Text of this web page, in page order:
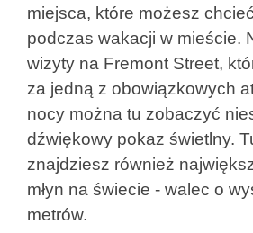
miejsca, które możesz
podczas wakacji w mieście.
wizyty na Fremont Street,
za jedną z obowiązkowych
nocy można tu zobaczyć
dźwiękowy pokaz świetlny.
znajdziesz również
młyn na świecie - walec o
metrów.